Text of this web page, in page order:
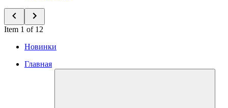
Item 1 of 12
Новинки
Главная